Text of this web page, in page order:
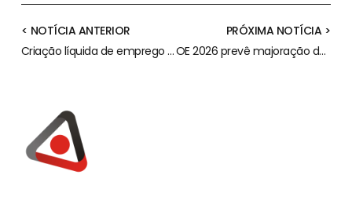
< NOTÍCIA ANTERIOR
Criação líquida de emprego deixa de ser obrigatória para o RFAI
PRÓXIMA NOTÍCIA >
OE 2026 prevê majoração de encargos com teletrabalho